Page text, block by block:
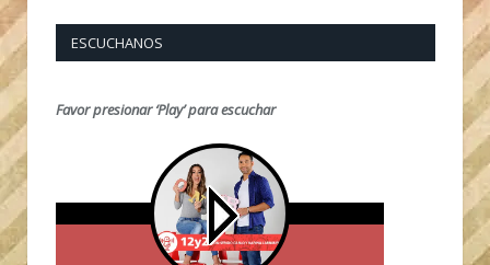
ESCUCHANOS
Favor presionar ‘Play’ para escuchar